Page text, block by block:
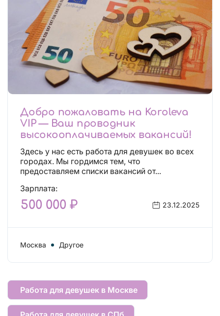
Добро пожаловать на Koroleva
VIP — Ваш проводник
высокооплачиваемых вакансий!
Здесь у нас есть работа для девушек во всех
городах. Мы гордимся тем, что
предоставляем списки вакансий от...
Зарплата:
500 000 ₽ 23.12.2025
Москва Другое
Работа для девушек в Москве